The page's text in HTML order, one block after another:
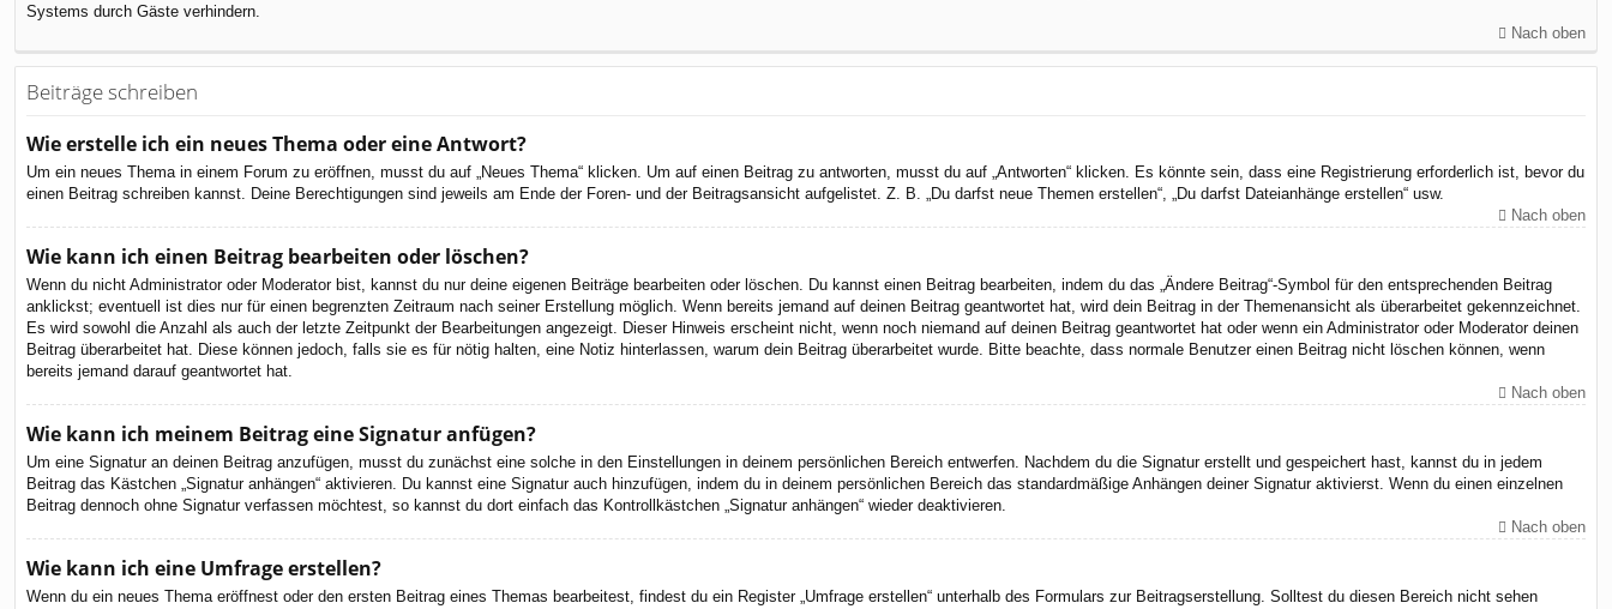
Systems durch Gäste verhindern.
Nach oben
Beiträge schreiben
Wie erstelle ich ein neues Thema oder eine Antwort?
Um ein neues Thema in einem Forum zu eröffnen, musst du auf „Neues Thema“ klicken. Um auf einen Beitrag zu antworten, musst du auf „Antworten“ klicken. Es könnte sein, dass eine Registrierung erforderlich ist, bevor du
einen Beitrag schreiben kannst. Deine Berechtigungen sind jeweils am Ende der Foren- und der Beitragsansicht aufgelistet. Z. B. „Du darfst neue Themen erstellen“, „Du darfst Dateianhänge erstellen“ usw.
Nach oben
Wie kann ich einen Beitrag bearbeiten oder löschen?
Wenn du nicht Administrator oder Moderator bist, kannst du nur deine eigenen Beiträge bearbeiten oder löschen. Du kannst einen Beitrag bearbeiten, indem du das „Ändere Beitrag“-Symbol für den entsprechenden Beitrag
anklickst; eventuell ist dies nur für einen begrenzten Zeitraum nach seiner Erstellung möglich. Wenn bereits jemand auf deinen Beitrag geantwortet hat, wird dein Beitrag in der Themenansicht als überarbeitet gekennzeichnet.
Es wird sowohl die Anzahl als auch der letzte Zeitpunkt der Bearbeitungen angezeigt. Dieser Hinweis erscheint nicht, wenn noch niemand auf deinen Beitrag geantwortet hat oder wenn ein Administrator oder Moderator deinen
Beitrag überarbeitet hat. Diese können jedoch, falls sie es für nötig halten, eine Notiz hinterlassen, warum dein Beitrag überarbeitet wurde. Bitte beachte, dass normale Benutzer einen Beitrag nicht löschen können, wenn
bereits jemand darauf geantwortet hat.
Nach oben
Wie kann ich meinem Beitrag eine Signatur anfügen?
Um eine Signatur an deinen Beitrag anzufügen, musst du zunächst eine solche in den Einstellungen in deinem persönlichen Bereich entwerfen. Nachdem du die Signatur erstellt und gespeichert hast, kannst du in jedem
Beitrag das Kästchen „Signatur anhängen“ aktivieren. Du kannst eine Signatur auch hinzufügen, indem du in deinem persönlichen Bereich das standardmäßige Anhängen deiner Signatur aktivierst. Wenn du einen einzelnen
Beitrag dennoch ohne Signatur verfassen möchtest, so kannst du dort einfach das Kontrollkästchen „Signatur anhängen“ wieder deaktivieren.
Nach oben
Wie kann ich eine Umfrage erstellen?
Wenn du ein neues Thema eröffnest oder den ersten Beitrag eines Themas bearbeitest, findest du ein Register „Umfrage erstellen“ unterhalb des Formulars zur Beitragserstellung. Solltest du diesen Bereich nicht sehen